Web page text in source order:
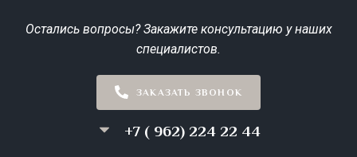
Остались вопросы? Закажите консультацию у наших
специалистов.
ЗАКАЗАТЬ ЗВОНОК
+7 ( 962) 224 22 44